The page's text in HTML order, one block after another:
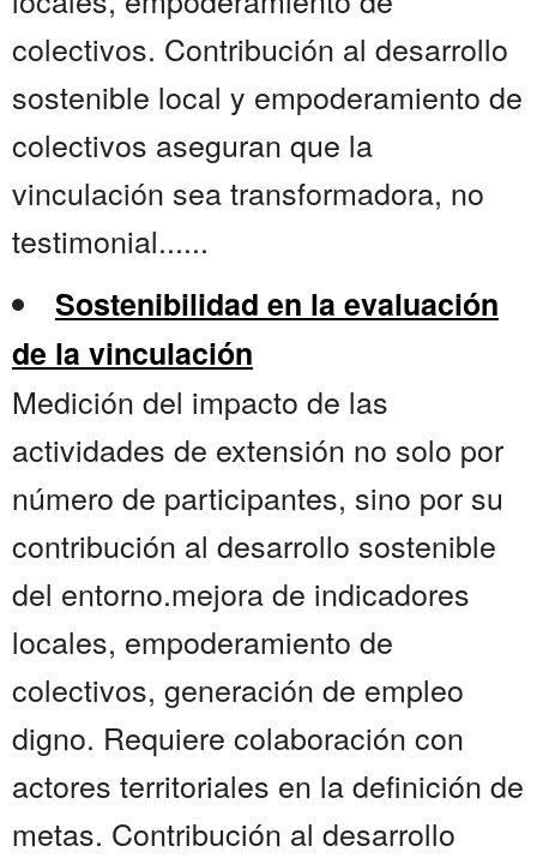
colectivos. Contribución al desarrollo
sostenible local y empoderamiento de
colectivos aseguran que la
vinculación sea transformadora, no
testimonial......
Sostenibilidad en la evaluación
de la vinculación
Medición del impacto de las
actividades de extensión no solo por
número de participantes, sino por su
contribución al desarrollo sostenible
del entorno.mejora de indicadores
locales, empoderamiento de
colectivos, generación de empleo
digno. Requiere colaboración con
actores territoriales en la definición de
metas. Contribución al desarrollo